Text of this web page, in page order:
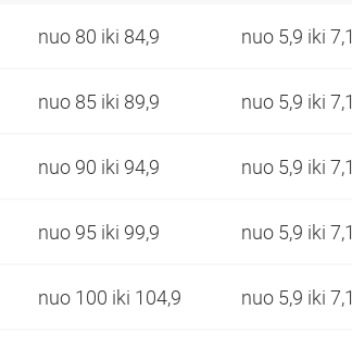
nuo 80 iki 84,9 nuo 5,9 iki 7,1
nuo 85 iki 89,9 nuo 5,9 iki 7,1
nuo 90 iki 94,9 nuo 5,9 iki 7,1
nuo 95 iki 99,9 nuo 5,9 iki 7,1
nuo 100 iki 104,9 nuo 5,9 iki 7,1